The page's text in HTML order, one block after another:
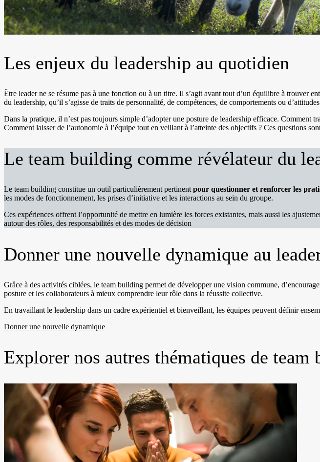
Les enjeux du leadership au quotidien
Être leader ne se résume pas à une fonction ou à un titre. Il s’agit avant tout d’un équilibre à trouver
du leadership, qu’il s’agisse de traits de personnalité, de compétences, de comportements ou
Dans la pratique, il n’est pas toujours simple d’adopter une posture de leadership efficace. Comment
Comment laisser de l’autonomie à l’équipe tout en veillant à l’atteinte des objectifs ? Ces questions
Le team building comme révélateur du
Le team building constitue un outil particulièrement pertinent pour questionner et renforcer les
les modes de fonctionnement, les prises d’initiative et les interactions au sein du groupe.
Ces expériences offrent l’opportunité de mettre en lumière les forces existantes, mais aussi les
autour des rôles, des responsabilités et des modes de décision
Donner une nouvelle dynamique au
Grâce à des activités ciblées, le team building permet de développer une vision commune,
posture et les collaborateurs à mieux comprendre leur rôle dans la réussite collective.
En travaillant le leadership dans un cadre expérientiel et bienveillant, les équipes peuvent définir
Donner une nouvelle dynamique
Explorer nos autres thématiques de team